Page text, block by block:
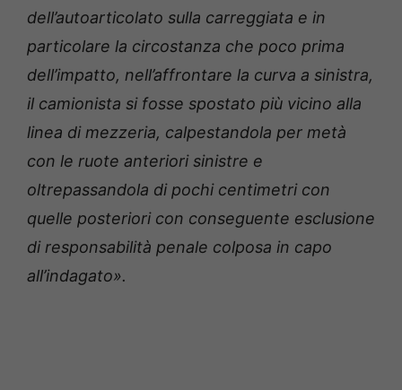
dell’autoarticolato sulla carreggiata e in
particolare la circostanza che poco prima
dell’impatto, nell’affrontare la curva a sinistra,
il camionista si fosse spostato più vicino alla
linea di mezzeria, calpestandola per metà
con le ruote anteriori sinistre e
oltrepassandola di pochi centimetri con
quelle posteriori con conseguente esclusione
di responsabilità penale colposa in capo
all’indagato».